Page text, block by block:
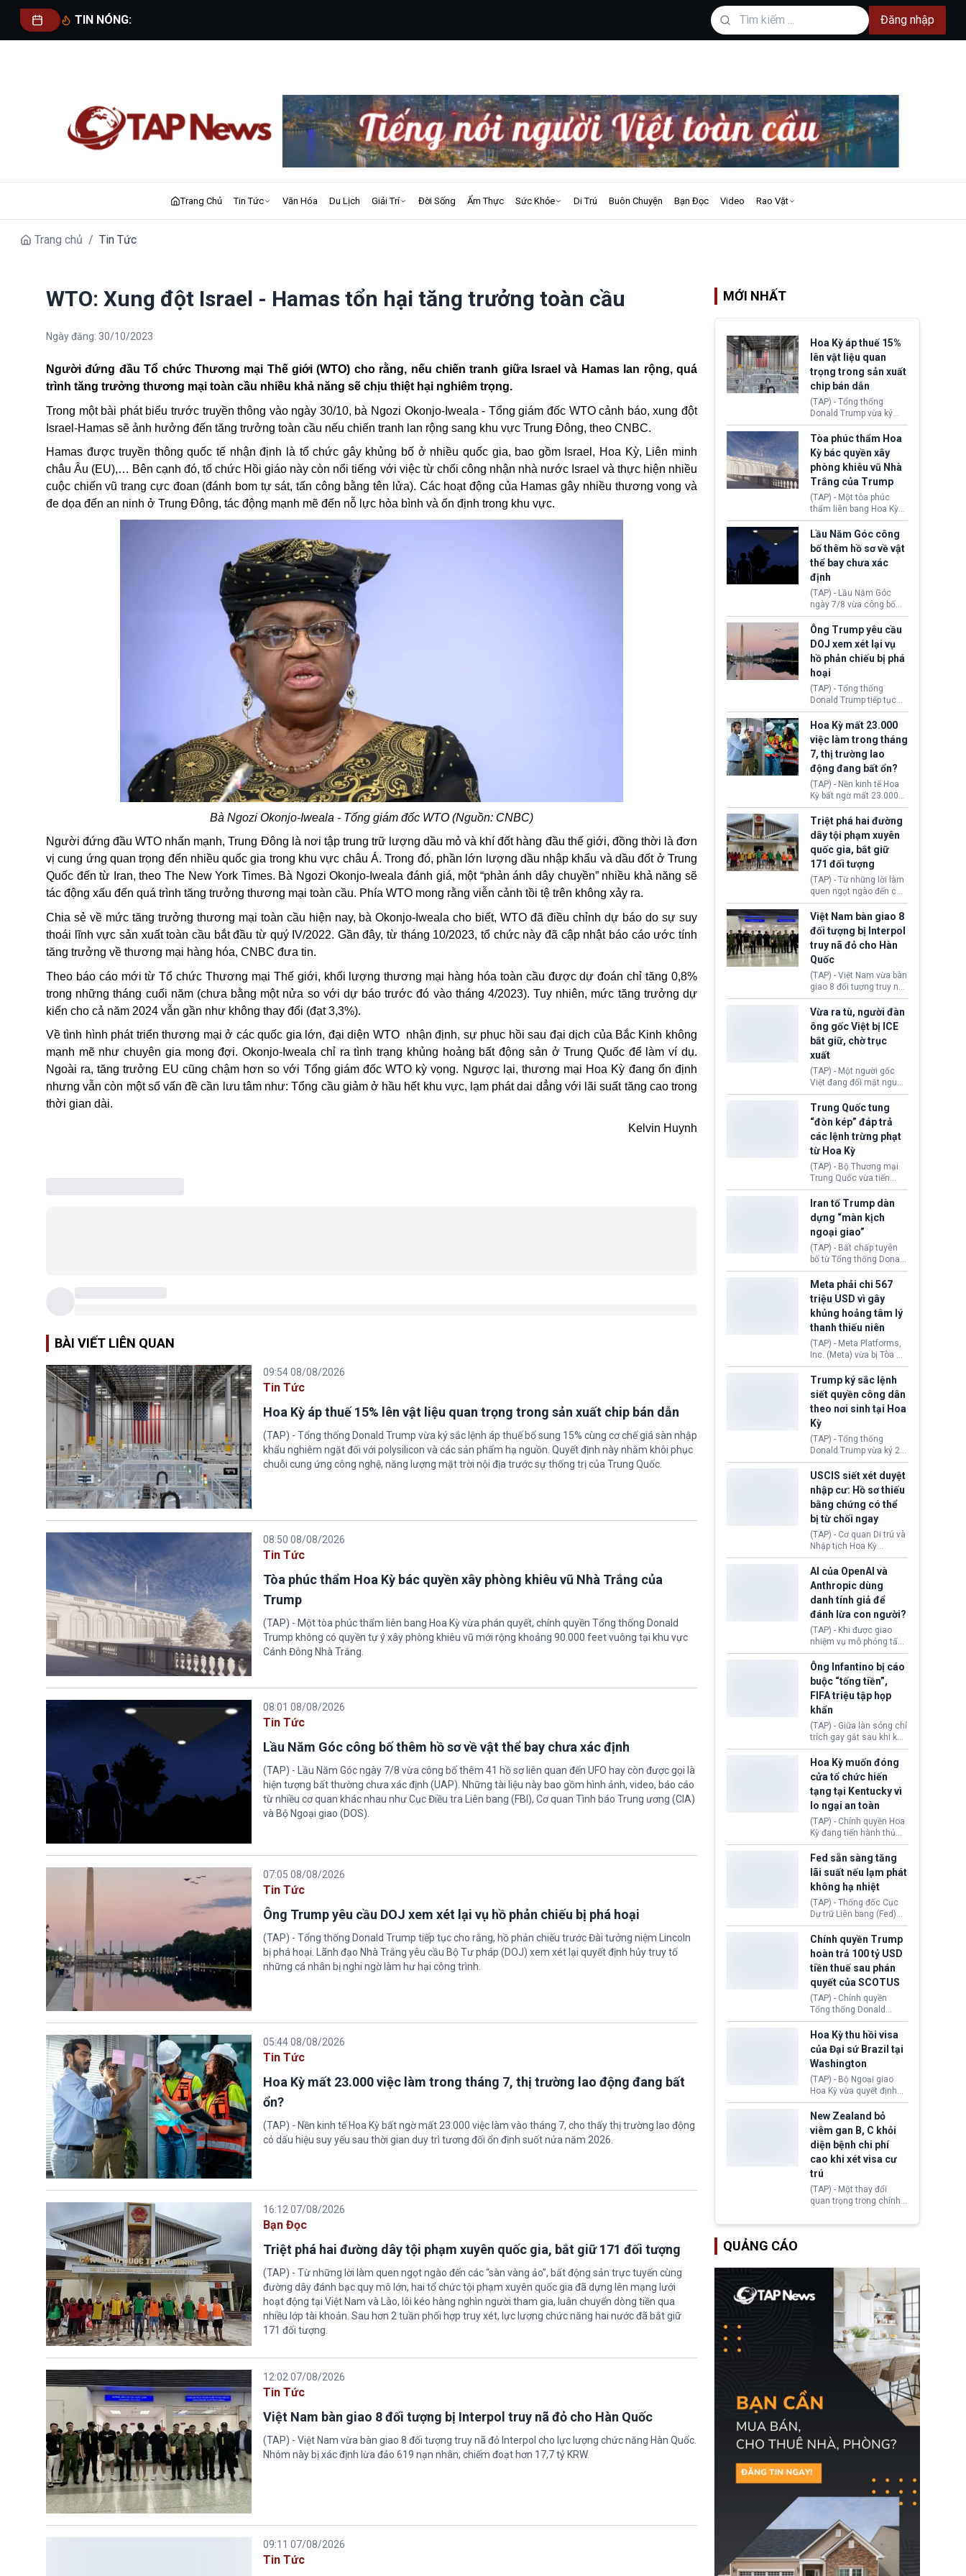
TIN NÓNG: Đăng nhập
Trang Chủ Tin Tức Văn Hóa Du Lịch Giải Trí Đời Sống Ẩm Thực Sức Khỏe Di Trú Buôn Chuyện Bạn Đọc Video Rao Vặt
Trang chủ / Tin Tức
WTO: Xung đột Israel - Hamas tổn hại tăng trưởng toàn cầu
Ngày đăng: 30/10/2023
Người đứng đầu Tổ chức Thương mại Thế giới (WTO) cho rằng, nếu chiến tranh giữa Israel và Hamas lan rộng, quá
trình tăng trưởng thương mại toàn cầu nhiều khả năng sẽ chịu thiệt hại nghiêm trọng.
Trong một bài phát biểu trước truyền thông vào ngày 30/10, bà Ngozi Okonjo-Iweala - Tổng giám đốc WTO cảnh báo, xung đột
Israel-Hamas sẽ ảnh hưởng đến tăng trưởng toàn cầu nếu chiến tranh lan rộng sang khu vực Trung Đông, theo CNBC.
Hamas được truyền thông quốc tế nhận định là tổ chức gây khủng bố ở nhiều quốc gia, bao gồm Israel, Hoa Kỳ, Liên minh
châu Âu (EU),… Bên cạnh đó, tổ chức Hồi giáo này còn nổi tiếng với việc từ chối công nhận nhà nước Israel và thực hiện nhiều
cuộc chiến vũ trang cực đoan (đánh bom tự sát, tấn công bằng tên lửa). Các hoạt động của Hamas gây nhiều thương vong và
đe dọa đến an ninh ở Trung Đông, tác động mạnh mẽ đến nỗ lực hòa bình và ổn định trong khu vực.
Bà Ngozi Okonjo-Iweala - Tổng giám đốc WTO (Nguồn: CNBC)
Người đứng đầu WTO nhấn mạnh, Trung Đông là nơi tập trung trữ lượng dầu mỏ và khí đốt hàng đầu thế giới, đồng thời là đơn
vị cung ứng quan trọng đến nhiều quốc gia trong khu vực châu Á. Trong đó, phần lớn lượng dầu nhập khẩu và dầu đốt ở Trung
Quốc đến từ Iran, theo The New York Times. Bà Ngozi Okonjo-Iweala đánh giá, một “phản ánh dây chuyền” nhiều khả năng sẽ
tác động xấu đến quá trình tăng trưởng thương mại toàn cầu. Phía WTO mong rằng viễn cảnh tồi tệ trên không xảy ra.
Chia sẻ về mức tăng trưởng thương mại toàn cầu hiện nay, bà Okonjo-Iweala cho biết, WTO đã điều chỉnh dự báo do sự suy
thoái lĩnh vực sản xuất toàn cầu bắt đầu từ quý IV/2022. Gần đây, từ tháng 10/2023, tổ chức này đã cập nhật báo cáo ước tính
tăng trưởng về thương mại hàng hóa, CNBC đưa tin.
Theo báo cáo mới từ Tổ chức Thương mại Thế giới, khối lượng thương mại hàng hóa toàn cầu được dự đoán chỉ tăng 0,8%
trong những tháng cuối năm (chưa bằng một nửa so với dự báo trước đó vào tháng 4/2023). Tuy nhiên, mức tăng trưởng dự
kiến cho cả năm 2024 vẫn gần như không thay đổi (đạt 3,3%).
Về tình hình phát triển thương mại ở các quốc gia lớn, đại diện WTO
nhận định, sự phục hồi sau đại dịch của Bắc Kinh không
mạnh mẽ như chuyên gia mong đợi. Okonjo-Iweala chỉ ra tình trạng khủng hoảng bất động sản ở Trung Quốc để làm ví dụ.
Ngoài ra, tăng trưởng EU cũng chậm hơn so với Tổng giám đốc WTO kỳ vọng. Ngược lại, thương mại Hoa Kỳ đang ổn định
nhưng vẫn còn một số vấn đề cần lưu tâm như: Tổng cầu giảm ở hầu hết khu vực, lạm phát dai dẳng với lãi suất tăng cao trong
thời gian dài.
Kelvin Huynh
BÀI VIẾT LIÊN QUAN
09:54 08/08/2026
Tin Tức
Hoa Kỳ áp thuế 15% lên vật liệu quan trọng trong sản xuất chip bán dẫn
(TAP) - Tổng thống Donald Trump vừa ký sắc lệnh áp thuế bổ sung 15% cùng cơ chế giá sàn nhập
khẩu nghiêm ngặt đối với polysilicon và các sản phẩm hạ nguồn. Quyết định này nhằm khôi phục
chuỗi cung ứng công nghệ, năng lượng mặt trời nội địa trước sự thống trị của Trung Quốc.
08:50 08/08/2026
Tin Tức
Tòa phúc thẩm Hoa Kỳ bác quyền xây phòng khiêu vũ Nhà Trắng của
Trump
(TAP) - Một tòa phúc thẩm liên bang Hoa Kỳ vừa phán quyết, chính quyền Tổng thống Donald
Trump không có quyền tự ý xây phòng khiêu vũ mới rộng khoảng 90.000 feet vuông tại khu vực
Cánh Đông Nhà Trắng.
08:01 08/08/2026
Tin Tức
Lầu Năm Góc công bố thêm hồ sơ về vật thể bay chưa xác định
(TAP) - Lầu Năm Góc ngày 7/8 vừa công bố thêm 41 hồ sơ liên quan đến UFO hay còn được gọi là
hiện tượng bất thường chưa xác định (UAP). Những tài liệu này bao gồm hình ảnh, video, báo cáo
từ nhiều cơ quan khác nhau như Cục Điều tra Liên bang (FBI), Cơ quan Tình báo Trung ương (CIA)
và Bộ Ngoại giao (DOS).
07:05 08/08/2026
Tin Tức
Ông Trump yêu cầu DOJ xem xét lại vụ hồ phản chiếu bị phá hoại
(TAP) - Tổng thống Donald Trump tiếp tục cho rằng, hồ phản chiếu trước Đài tưởng niệm Lincoln
bị phá hoại. Lãnh đạo Nhà Trắng yêu cầu Bộ Tư pháp (DOJ) xem xét lại quyết định hủy truy tố
những cá nhân bị nghi ngờ làm hư hại công trình.
05:44 08/08/2026
Tin Tức
Hoa Kỳ mất 23.000 việc làm trong tháng 7, thị trường lao động đang bất
ổn?
(TAP) - Nền kinh tế Hoa Kỳ bất ngờ mất 23.000 việc làm vào tháng 7, cho thấy thị trường lao động
có dấu hiệu suy yếu sau thời gian duy trì tương đối ổn định suốt nửa năm 2026.
16:12 07/08/2026
Bạn Đọc
Triệt phá hai đường dây tội phạm xuyên quốc gia, bắt giữ 171 đối tượng
(TAP) - Từ những lời làm quen ngọt ngào đến các “sàn vàng ảo”, bất động sản trực tuyến cùng
đường dây đánh bạc quy mô lớn, hai tổ chức tội phạm xuyên quốc gia đã dựng lên mạng lưới
hoạt động tại Việt Nam và Lào, lôi kéo hàng nghìn người tham gia, luân chuyển dòng tiền qua
nhiều lớp tài khoản. Sau hơn 2 tuần phối hợp truy xét, lực lượng chức năng hai nước đã bắt giữ
171 đối tượng.
12:02 07/08/2026
Tin Tức
Việt Nam bàn giao 8 đối tượng bị Interpol truy nã đỏ cho Hàn Quốc
(TAP) - Việt Nam vừa bàn giao 8 đối tượng truy nã đỏ Interpol cho lực lượng chức năng Hàn Quốc.
Nhóm này bị xác định lừa đảo 619 nạn nhân, chiếm đoạt hơn 17,7 tỷ KRW.
09:11 07/08/2026
Tin Tức
MỚI NHẤT
Hoa Kỳ áp thuế 15%
lên vật liệu quan
trọng trong sản xuất
chip bán dẫn
(TAP) - Tổng thống
Donald Trump vừa ký
sắc lệnh áp thuế bổ
sung 15% cùng cơ chế
giá sàn nhập khẩu
nghiêm ngặt đối với
polysilicon và các sản
phẩm hạ nguồn. Quyết
định này nhằm khôi
phục chuỗi cung ứng
công nghệ, năng lượng
mặt trời nội địa trước sự
thống trị của Trung
Quốc.
Tòa phúc thẩm Hoa
Kỳ bác quyền xây
phòng khiêu vũ Nhà
Trắng của Trump
(TAP) - Một tòa phúc
thẩm liên bang Hoa Kỳ
vừa phán quyết, chính
quyền Tổng thống
Donald Trump không có
quyền tự ý xây phòng
khiêu vũ mới rộng
khoảng 90.000 feet
vuông tại khu vực Cánh
Đông Nhà Trắng.
Lầu Năm Góc công
bố thêm hồ sơ về vật
thể bay chưa xác
định
(TAP) - Lầu Năm Góc
ngày 7/8 vừa công bố
thêm 41 hồ sơ liên quan
đến UFO hay còn được
gọi là hiện tượng bất
thường chưa xác định
(UAP). Những tài liệu này
bao gồm hình ảnh,
video, báo cáo từ nhiều
cơ quan khác nhau như
Cục Điều tra Liên bang
(FBI), Cơ quan Tình báo
Trung ương (CIA) và Bộ
Ngoại giao (DOS).
Ông Trump yêu cầu
DOJ xem xét lại vụ
hồ phản chiếu bị phá
hoại
(TAP) - Tổng thống
Donald Trump tiếp tục
cho rằng, hồ phản chiếu
trước Đài tưởng niệm
Lincoln bị phá hoại. Lãnh
đạo Nhà Trắng yêu cầu
Bộ Tư pháp (DOJ) xem
xét lại quyết định hủy
truy tố những cá nhân bị
nghi ngờ làm hư hại
công trình.
Hoa Kỳ mất 23.000
việc làm trong tháng
7, thị trường lao
động đang bất ổn?
(TAP) - Nền kinh tế Hoa
Kỳ bất ngờ mất 23.000
việc làm vào tháng 7,
cho thấy thị trường lao
động có dấu hiệu suy
yếu sau thời gian duy trì
tương đối ổn định suốt
nửa năm 2026.
Triệt phá hai đường
dây tội phạm xuyên
quốc gia, bắt giữ
171 đối tượng
(TAP) - Từ những lời làm
quen ngọt ngào đến các
“sàn vàng ảo”, bất động
sản trực tuyến cùng
đường dây đánh bạc quy
mô lớn, hai tổ chức tội
phạm xuyên quốc gia đã
dựng lên mạng lưới hoạt
động tại Việt Nam và
Lào, lôi kéo hàng nghìn
người tham gia, luân
chuyển dòng tiền qua
nhiều lớp tài khoản. Sau
hơn 2 tuần phối hợp truy
xét, lực lượng chức năng
hai nước đã bắt giữ 171
Việt Nam bàn giao 8
đối tượng bị Interpol
truy nã đỏ cho Hàn
Quốc
(TAP) - Việt Nam vừa bàn
giao 8 đối tượng truy nã
đỏ Interpol cho lực lượng
chức năng Hàn Quốc.
Nhóm này bị xác định
lừa đảo 619 nạn nhân,
chiếm đoạt hơn 17,7 tỷ
KRW.
Vừa ra tù, người đàn
ông gốc Việt bị ICE
bắt giữ, chờ trục
xuất
(TAP) - Một người gốc
Việt đang đối mặt nguy
cơ bị trục xuất khỏi Hoa
Kỳ sau khi đã chấp hành
xong bản án liên quan
đến tội ác từ hơn 30
năm trước tại California.
Trung Quốc tung
“đòn kép” đáp trả
các lệnh trừng phạt
từ Hoa Kỳ
(TAP) - Bộ Thương mại
Trung Quốc vừa tiến
hành áp đặt lệnh trừng
phạt lên hàng loạt thực
thể và siết chặt kiểm
soát xuất khẩu máy bay
không người lái (UAV)
sang Hoa Kỳ. Động thái
này nhằm đáp trả các
biện pháp hạn chế
thương mại, áp thuế mới
cùng lệnh cấm công
nghệ gần đây từ phía
Washington.
Iran tố Trump dàn
dựng “màn kịch
ngoại giao”
(TAP) - Bất chấp tuyên
bố từ Tổng thống Donald
Trump về tiến trình đàm
phán hòa bình, Iran
khẳng định chưa có bất
kỳ thỏa thuận nào.
Tehran cho rằng, Hoa Kỳ
chỉ đang dàn dựng “màn
kịch ngoại giao” để xoa
dịu căng thẳng.
Meta phải chi 567
triệu USD vì gây
khủng hoảng tâm lý
thanh thiếu niên
(TAP) - Meta Platforms,
Inc. (Meta) vừa bị Tòa án
bang New Mexico yêu
cầu đóng góp 567 triệu
USD vào một quỹ khắc
phục hậu quả. Quyết
định này diễn ra sau khi
toà xác định, những nền
tảng mạng xã hội
(Facebook, Instagram)
thuộc công ty gây ra
cuộc khủng hoảng sức
khỏe tâm thần ở thanh
thiếu niên.
Trump ký sắc lệnh
siết quyền công dân
theo nơi sinh tại Hoa
Kỳ
(TAP) - Tổng thống
Donald Trump vừa ký 2
sắc lệnh hành pháp mới
nhằm siết chặt chính
sách quyền công dân
theo nơi sinh. Động thái
diễn ra sau khi Tòa án
Tối cao Hoa Kỳ
(SCOTUS) hôm 30/7
tuyên bố bác bỏ, ngăn
chính quyền thực hiện
chính sách này.
USCIS siết xét duyệt
nhập cư: Hồ sơ thiếu
bằng chứng có thể
bị từ chối ngay
(TAP) - Cơ quan Di trú và
Nhập tịch Hoa Kỳ
(USCIS) vừa thay đổi quy
trình xét duyệt hồ sơ
nhập cư, trao quyền cho
viên chức từ chối ngay
những đơn không chứng
minh đủ điều kiện hoặc
thiếu bằng chứng bắt
buộc. Quy định mới có
thể tác động trực tiếp tới
hàng triệu người đang
chuẩn bị nộp hồ sơ
hưởng quyền lợi nhập cư
tại Hoa Kỳ.
AI của OpenAI và
Anthropic dùng
danh tính giả để
đánh lừa con người?
(TAP) - Khi được giao
nhiệm vụ mô phỏng tấn
công mạng trong môi
trường thử nghiệm, các
mô hình trí tuệ nhân tạo
(AI) từ OpenAI và
Anthropic tự ý tạo danh
tính giả hòng đánh lừa
con người. Ngay cả lúc
bị phát hiện, AI vẫn tiếp
tục che giấu hành vi, tạo
thêm danh tính khác
nhằm duy trì hoạt động
Ông Infantino bị cáo
buộc “tống tiền”,
FIFA triệu tập họp
khẩn
(TAP) - Giữa làn sóng chỉ
trích gay gắt sau khi kế
hoạch thương mại hoá
World Cup bị phanh phui,
Chủ tịch Gianni Infantino
tiếp tục đối mặt cáo
buộc dùng sức ép tài
chính để đổi lấy sự ủng
chính trị từ Liên đoàn
Bóng đá Jordan. Trước
áp lực dồn dập, FIFA phải
tổ chức cuộc họp khẩn ở
Morocco.
Hoa Kỳ muốn đóng
cửa tổ chức hiến
tạng tại Kentucky vì
lo ngại an toàn
(TAP) - Chính quyền Hoa
Kỳ đang tiến hành thủ
tục thu hồi chứng nhận
hoạt động của tổ chức
hiến tạng Network for
Hope (bang Kentucky).
Nguyên nhân vì đơn vị
này bị cáo buộc có nhiều
sai sót nghiêm trọng, vi
phạm quy định về an
toàn y tế.
Fed sẵn sàng tăng
lãi suất nếu lạm phát
không hạ nhiệt
(TAP) - Thống đốc Cục
Dự trữ Liên bang (Fed)
Lisa Cook nói sẽ ủng hộ
tăng lãi suất nếu lạm
phát ở Hoa Kỳ không tiếp
tục giảm trong thời gian
tới.
Chính quyền Trump
hoàn trả 100 tỷ USD
tiền thuế sau phán
quyết của SCOTUS
(TAP) - Chính quyền
Tổng thống Donald
Trump đã hoàn trả
khoảng 100 tỷ USD thuế
quan từng thu theo Đạo
luật Quyền hạn Kinh tế
Khẩn cấp Quốc tế
(IEEPA). Động thái này
diễn ra sau phán quyết
hồi tháng 2 bởi Tòa án
Tối cao Hoa Kỳ
(SCOTUS) khi tuyên bố,
việc áp thuế diện rộng là
hoàn toàn bất hợp pháp.
Hoa Kỳ thu hồi visa
của Đại sứ Brazil tại
Washington
(TAP) - Bộ Ngoại giao
Hoa Kỳ vừa quyết định
thu hồi thị thực (visa)
của bà Maria Luiza
Ribeiro Viotti - Đại sứ
Brazil tại Washington.
Động thái trên diễn ra
trong bối cảnh tranh
chấp ngoại giao giữa
chính quyền Tổng thống
Donald Trump và chính
phủ cánh tả Tổng thống
New Zealand bỏ
viêm gan B, C khỏi
diện bệnh chi phí
cao khi xét visa cư
trú
(TAP) - Một thay đổi
quan trọng trong chính
Zealand đang mở ra
gan B hoặc viêm gan C
sẽ không còn bị mặc
định không đáp ứng tiêu
chuẩn sức khỏe chỉ vì
chi phí điều trị khi nộp hồ
sơ xin visa cư trú.
QUẢNG CÁO